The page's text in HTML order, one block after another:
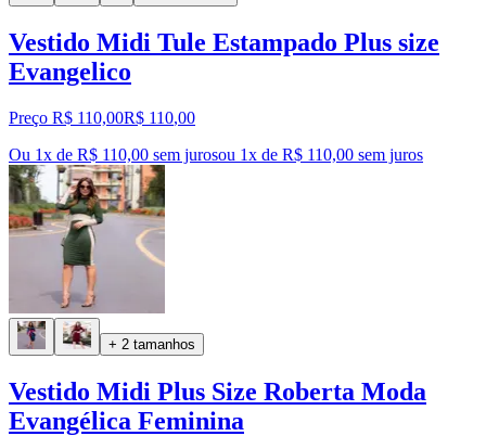
Vestido Midi Tule Estampado Plus size
Evangelico
Preço R$ 110,00R$ 110,00
Ou 1x de R$ 110,00 sem jurosou 1x de R$ 110,00 sem juros
+ 2 tamanhos
Vestido Midi Plus Size Roberta Moda
Evangélica Feminina